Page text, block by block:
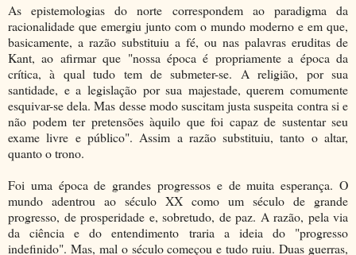
As epistemologias do norte correspondem ao paradigma da
racionalidade que emergiu junto com o mundo moderno e em que,
basicamente, a razão substituiu a fé, ou nas palavras eruditas de
Kant, ao afirmar que "nossa época é propriamente a época da
crítica, à qual tudo tem de submeter-se. A religião, por sua
santidade, e a legislação por sua majestade, querem comumente
esquivar-se dela. Mas desse modo suscitam justa suspeita contra si e
não podem ter pretensões àquilo que foi capaz de sustentar seu
exame livre e público". Assim a razão substituiu, tanto o altar,
quanto o trono.
Foi uma época de grandes progressos e de muita esperança. O
mundo adentrou ao século XX como um século de grande
progresso, de prosperidade e, sobretudo, de paz. A razão, pela via
da ciência e do entendimento traria a ideia do "progresso
indefinido". Mas, mal o século começou e tudo ruiu. Duas guerras,